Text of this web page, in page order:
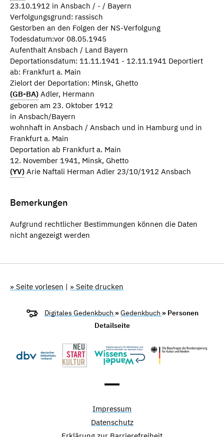
23.10.1912 in Ansbach / - / Bayern
Verfolgungsgrund: rassisch
Gestorben an den Folgen der NS-Verfolgung
Todesdatum:vor 08.05.1945
Aufenthalt Ansbach / Land Bayern
Deportationsdatum: 11.11.1941 - 12.11.1941 Deportiert
ab: Frankfurt a. Main
Zielort der Deportation: Minsk, Ghetto
(GB-BA) Adler, Hermann
geboren am 23. Oktober 1912
in Ansbach/Bayern
wohnhaft in Ansbach / Ansbach und in Hamburg und in
Frankfurt a. Main
Deportation ab Frankfurt a. Main
12. November 1941, Minsk, Ghetto
(YV) Arie Naftali Herman Adler 23/10/1912 Ansbach
Bemerkungen
Aufgrund rechtlicher Bestimmungen können die Daten
nicht angezeigt werden
» Seite vorlesen | » Seite drucken
Digitales Gedenkbuch »Gedenkbuch » Personen
Detailseite
Impressum
Datenschutz